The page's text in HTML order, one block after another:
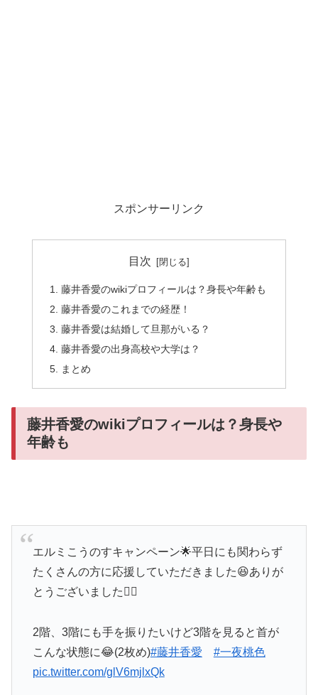
スポンサーリンク
目次
藤井香愛のwikiプロフィールは？身長や年齢も
藤井香愛のこれまでの経歴！
藤井香愛は結婚して旦那がいる？
藤井香愛の出身高校や大学は？
まとめ
藤井香愛のwikiプロフィールは？身長や
年齢も
エルミこうのすキャンペーン🌟平日にも関わらず
たくさんの方に応援していただきました😆ありが
とうございました🙇‍♀️
2階、3階にも手を振りたいけど3階を見ると首が
こんな状態に😂(2枚め)#藤井香愛
#一夜桃色
pic.twitter.com/glV6mjlxQk